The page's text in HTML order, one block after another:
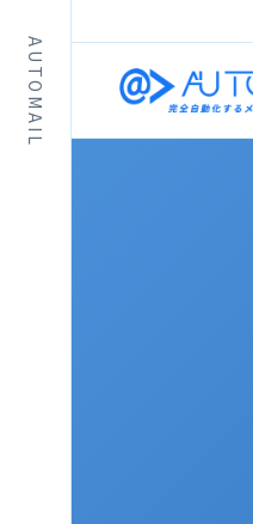
AUTOMAIL